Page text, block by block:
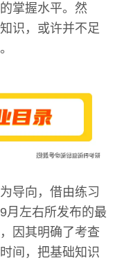
掌握水平。然
识，或许并不足
导向，借由练习
月左右所发布的最
因其明确了考查
间，把基础知识